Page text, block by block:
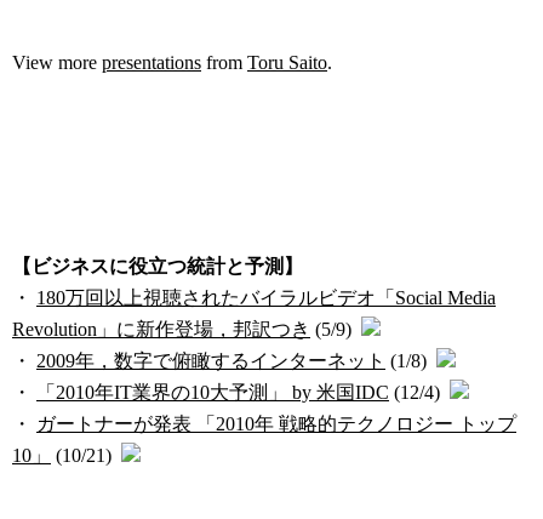
View more presentations from Toru Saito.
【ビジネスに役立つ統計と予測】
・ 180万回以上視聴されたバイラルビデオ「Social Media
Revolution」に新作登場，邦訳つき (5/9)
・ 2009年，数字で俯瞰するインターネット (1/8)
・
「2010年IT業界の10大予測」 by 米国IDC (12/4)
・
ガートナーが発表 「2010年 戦略的テクノロジー トップ
10」
(10/21)